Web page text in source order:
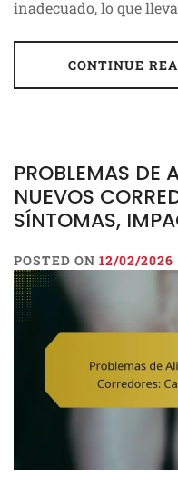
inadecuado, lo que
CONTINUE
PROBLEMAS DE
NUEVOS
SÍNTOMAS,
POSTED ON 12/02/2026